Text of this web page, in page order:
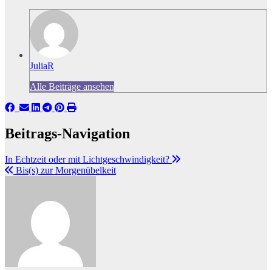
JuliaR
Alle Beiträge ansehen
Beitrags-Navigation
In Echtzeit oder mit Lichtgeschwindigkeit?
Bis(s) zur Morgenübelkeit